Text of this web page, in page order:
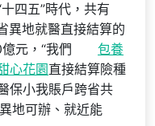
十四五”時代，共有
異地就醫直接結算的
元，“我們
包養
心花園直接結算險種
保小我賬戶跨省共
地可辦、就近能